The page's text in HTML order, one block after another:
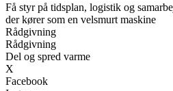
Få styr på tidsplan, logistik og
der kører som en velsmurt maskine
Rådgivning
Rådgivning
Del og spred varme
X
Facebook